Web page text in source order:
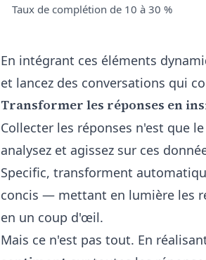
Taux de complétion de 10 à 30 %
En intégrant ces éléments
et lancez des conversations qui
Transformer les réponses en
Collecter les réponses n'est que
analysez et agissez sur ces
Specific, transforment
concis — mettant en lumière les
en un coup d'œil.
Mais ce n'est pas tout. En